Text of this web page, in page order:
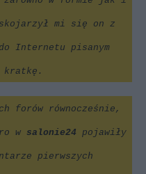
skojarzył mi się on z
Internetu pisanym
kratkę.
forów równocześnie,
w salonie24 pojawiły
pierwszych